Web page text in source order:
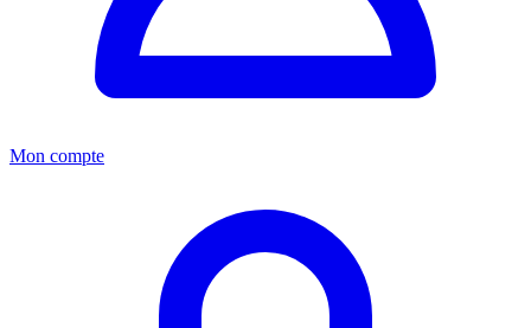
Mon compte